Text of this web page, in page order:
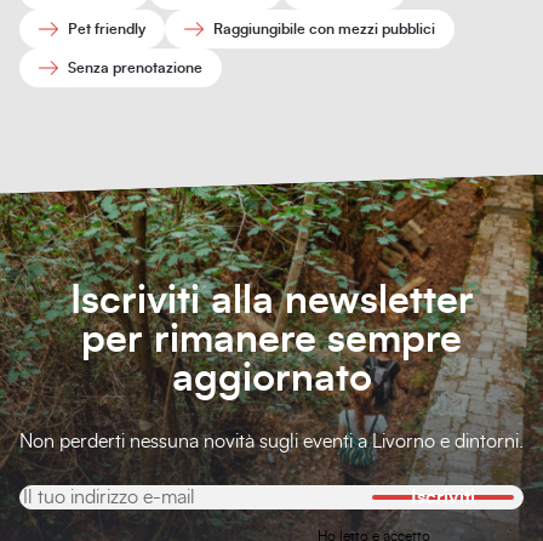
Pet friendly Raggiungibile con mezzi pubblici
Senza prenotazione
Iscriviti alla newsletter
per rimanere sempre
aggiornato
Non perderti nessuna novità sugli eventi a Livorno e dintorni.
Iscriviti
Ho letto e accetto